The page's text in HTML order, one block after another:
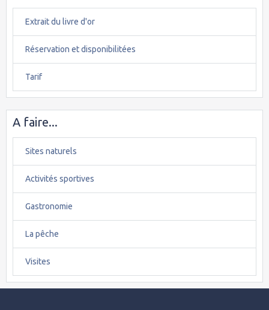
Extrait du livre d'or
Réservation et disponibilitées
Tarif
A faire...
Sites naturels
Activités sportives
Gastronomie
La pêche
Visites